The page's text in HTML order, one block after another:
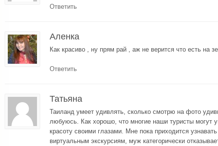
Ответить
Аленка
Как красиво , ну прям рай , аж не верится что есть на
Ответить
Татьяна
Таиланд умеет удивлять, сколько смотрю на фото
любуюсь. Как хорошо, что многие наши туристы могут
красоту своими глазами. Мне пока приходится
виртуальным экскурсиям, муж категорически